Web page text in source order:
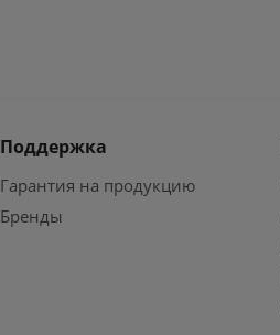
Поддержка
Гарантия на продукцию
Бренды